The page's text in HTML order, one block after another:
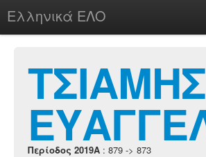
Ελληνικά ΕΛΟ
chesstu.be @ discord
Login
ΤΣΙΑΜΗΣ
Περίοδος 2019A : 879 -> 873